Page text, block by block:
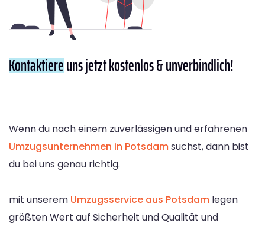
Kontaktiereuns jetzt kostenlos & unverbindlich!
Wenn du nach einem zuverlässigen und erfahrenen
Umzugsunternehmen in Potsdamsuchst, dann bist
du bei uns genau richtig.
mit unserem Umzugsservice aus Potsdam legen
größten Wert auf Sicherheit und Qualität und